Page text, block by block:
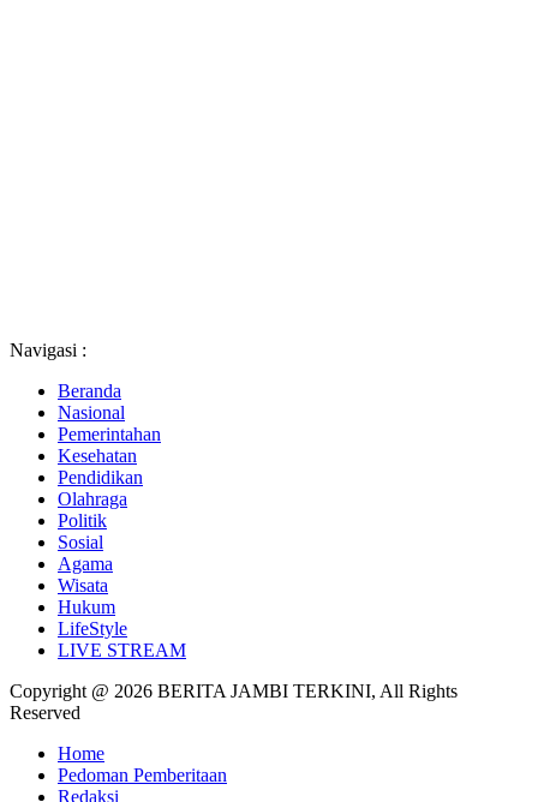
Navigasi :
Beranda
Nasional
Pemerintahan
Kesehatan
Pendidikan
Olahraga
Politik
Sosial
Agama
Wisata
Hukum
LifeStyle
LIVE STREAM
Copyright @ 2026 BERITA JAMBI TERKINI, All Rights
Reserved
Home
Pedoman Pemberitaan
Redaksi